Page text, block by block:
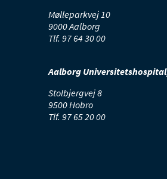
Mølleparkvej 10
9000 Aalborg
Tlf. 97 64 30 00
Aalborg
Stolbjergvej 8
9500 Hobro
Tlf. 97 65 20 00